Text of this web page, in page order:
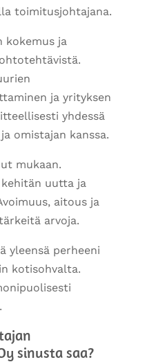
toimitusjohtajana.
kokemus ja
ja yrityksen
yhdessä
omistajan kanssa.
mukaan.
uutta ja
aitous ja
arvoja.
yleensä perheeni
kotisohvalta.
sinusta saa?